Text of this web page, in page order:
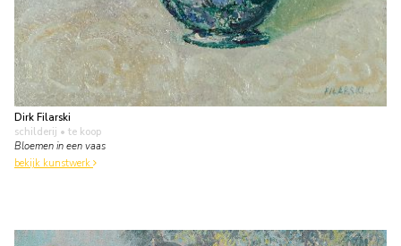
Dirk Filarski
schilderij • te koop
Bloemen in een vaas
bekijk kunstwerk